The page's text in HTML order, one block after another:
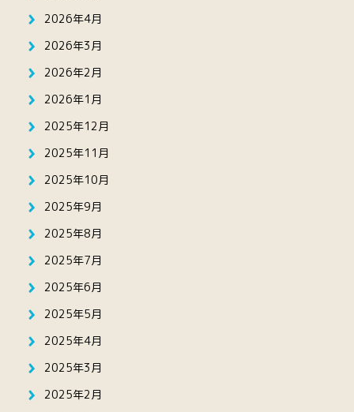
2026年4月
2026年3月
2026年2月
2026年1月
2025年12月
2025年11月
2025年10月
2025年9月
2025年8月
2025年7月
2025年6月
2025年5月
2025年4月
2025年3月
2025年2月